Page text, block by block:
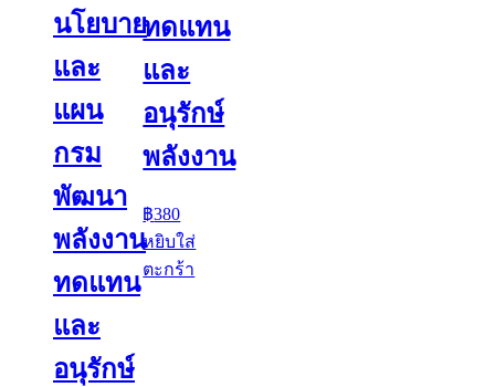
นโยบาย
และ
แผน
กรม
พัฒนา
พลังงาน
ทดแทน
และ
อนุรักษ์
ทดแทน
และ
อนุรักษ์
พลังงาน
฿380
หยิบใส่
ตะกร้า